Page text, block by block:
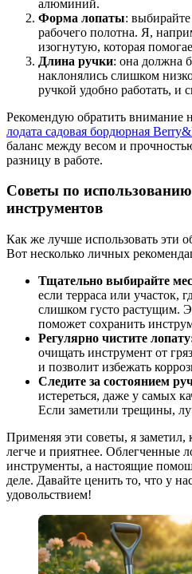
алюминий.
Форма лопаты:
рабочего полотна. Я,
изогнутую, которая
Длина ручки: она должна
наклонялись слишком
ручкой удобно работать, и
Рекомендую обратить внимание
лодата садовая бордюрная
баланс между весом и
разницу в работе.
Советы по
инструментов
Как же лучше использовать эти
Вот несколько личных
Тщательно выбирайте
если терраса или участок,
слишком густо растущим.
поможет сохранить
Регулярно чистите
очищать инструмент от
и позволит избежать
Следите за состоянием
истереться, даже у самых
Если заметили трещины,
Применяя эти советы, я заметил,
легче и приятнее. Облегченные
инструменты, а настоящие
деле. Давайте ценить то, что у
удовольствием!